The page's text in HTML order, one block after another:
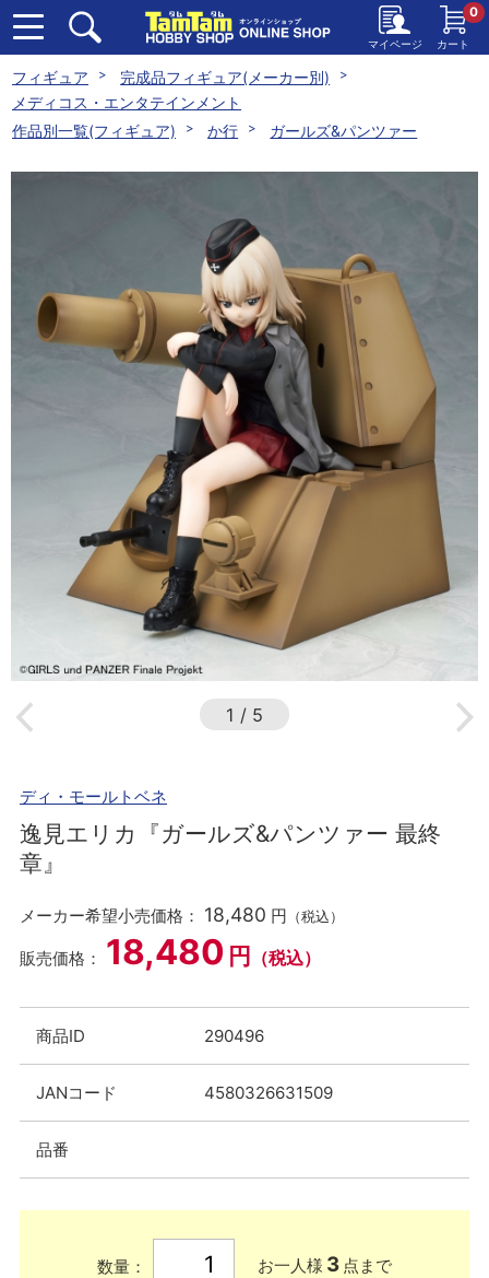
マイページ カート
0
フィギュア
完成品フィギュア(メーカー別)
メディコス・エンタテインメント
作品別一覧(フィギュア)
か行 ガールズ&パンツァー
1 / 5
ディ・モールトベネ
逸見エリカ『ガールズ&パンツァー 最終
章』
メーカー希望小売価格： 18,480 円 （税込）
販売価格： 18,480 円 （税込）
商品ID 290496
JANコード 4580326631509
品番
数量： お一人様 3 点まで